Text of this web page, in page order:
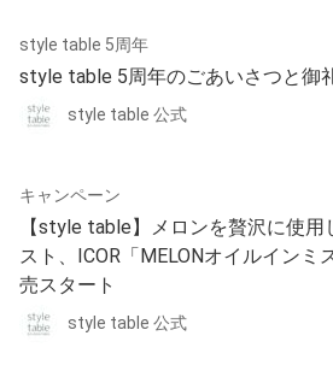
style table 5周年
style table 5周年のごあいさつと御
style table 公式
キャンペーン
【style table】メロンを贅沢に使用
スト、ICOR「MELONオイルインミ
売スタート
style table 公式